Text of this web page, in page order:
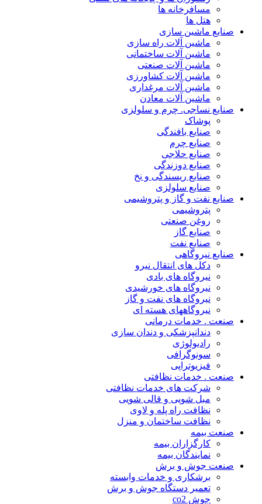
مسافرخانه ها
هتل ها
صنایع ماشین سازی
ماشین آلات راه سازی
ماشین آلات ساختمانی
ماشین آلات صنعتی
ماشین آلات کشاورزی
ماشین آلات مرغداری
ماشین آلات معادن
صنایع نساجی. چرم و سلولزی
پوشاک
صنایع بافندگی
صنایع چرم
صنایع حلاجی
صنایع دوزندگی
صنایع ریسندگی و نخ
صنایع سلولزی
صنایع نفت و گاز و پتروشیمی
پتروشیمی
روغن صنعتی
صنایع گاز
صنایع نفت
صنایع نیروگاهی
دکل های انتقال نیرو
نیروگاه های بادی
نیروگاه های خورشیدی
نیروگاه های نفت و گاز
نیروگاههای هسته ای
صنعت . خدمات درمانی
دندانپزشکی و دندان سازی
رادیولوژی
سونوگرافی
فیزیوتراپی
صنعت . خدمات نظافتی
شرکت های خدمات نظافتی
مبل شویی و قالی شویی
نظافت راه پله و لاوی
نظافت ساختمان و منزل
صنعت بیمه
کارگزاران بیمه
نمایندگان بیمه
صنعت جوش و برش
برشکاری و خدمات وابسته
تعمیر دستگاه جوش و برش
جوش co2